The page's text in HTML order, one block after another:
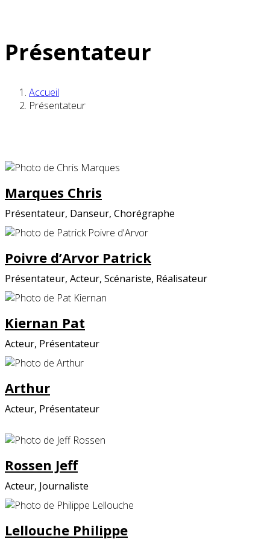
Présentateur
Accueil
Présentateur
Marques Chris
Présentateur, Danseur, Chorégraphe
Poivre d’Arvor Patrick
Présentateur, Acteur, Scénariste, Réalisateur
Kiernan Pat
Acteur, Présentateur
Arthur
Acteur, Présentateur
Rossen Jeff
Acteur, Journaliste
Lellouche Philippe